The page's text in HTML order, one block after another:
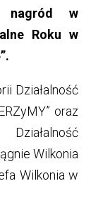
nagród w
Roku w
Działalność
oraz
Wilkonia
Wilkonia w